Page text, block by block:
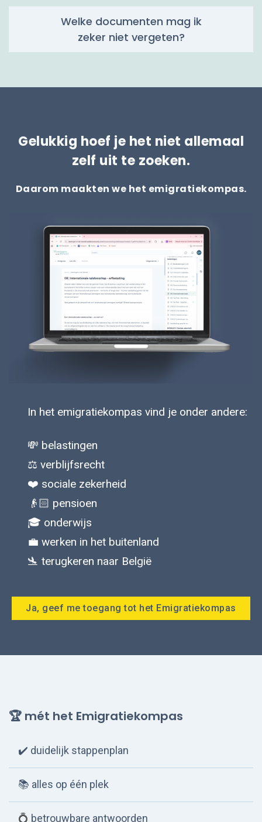
Welke documenten mag ik
zeker niet vergeten?
Gelukkig hoef je het niet allemaal
zelf uit te zoeken.
Daarom maakten we het emigratiekompas.
In het emigratiekompas vind je onder andere:
💸 belastingen
⚖️ verblijfsrecht
❤️ sociale zekerheid
👴🏻 pensioen
🎓 onderwijs
💼 werken in het buitenland
🛬 terugkeren naar België
Ja, geef me toegang tot het Emigratiekompas
🏆 mét het Emigratiekompas
✔️ duidelijk stappenplan
📚 alles op één plek
💍 betrouwbare antwoorden